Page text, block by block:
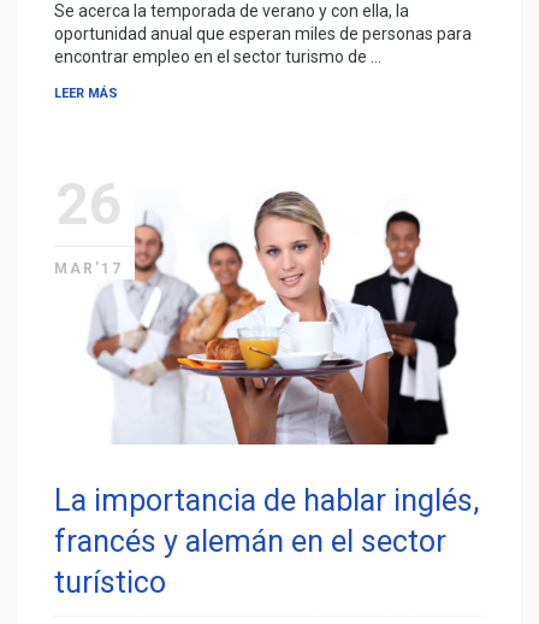
Se acerca la temporada de verano y con ella, la
oportunidad anual que esperan miles de personas para
encontrar empleo en el sector turismo de …
LEER MÁS
26
MAR'17
La importancia de hablar inglés,
francés y alemán en el sector
turístico